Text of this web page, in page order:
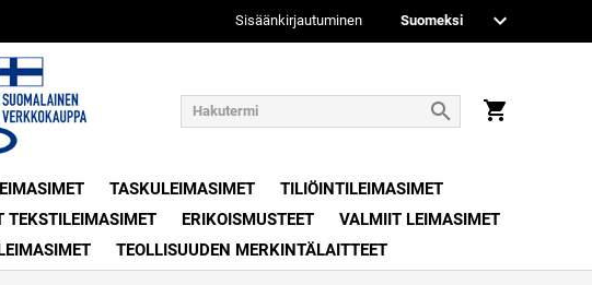
Sisäänkirjautuminen
TASKULEIMASIMET
TILIÖINTILEIMASIMET
TEKSTILEIMASIMET ERIKOISMUSTEET
VALMIIT LEIMASIMET
TEOLLISUUDEN MERKINTÄLAITTEET